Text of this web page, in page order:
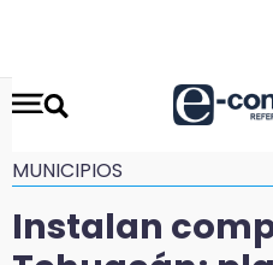
MUNICIPIOS
Instalan